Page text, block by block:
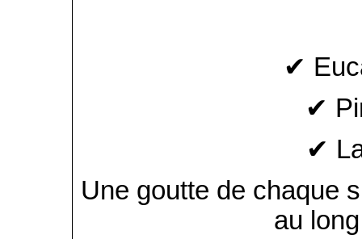
✔
✔
✔
Une goutte de chaque
au